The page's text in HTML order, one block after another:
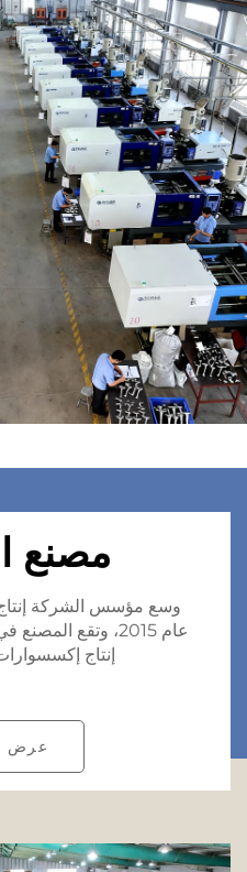
مصنع
وسع مؤسس الشركة
عام 2015، وتقع
إنتاج
عرض